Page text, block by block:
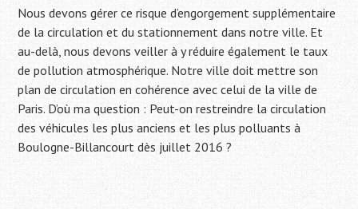
Nous devons gérer ce risque d’engorgement supplémentaire
de la circulation et du stationnement dans notre ville. Et
au-delà, nous devons veiller à y réduire également le taux
de pollution atmosphérique. Notre ville doit mettre son
plan de circulation en cohérence avec celui de la ville de
Paris. D’où ma question : Peut-on restreindre la circulation
des véhicules les plus anciens et les plus polluants à
Boulogne-Billancourt dès juillet 2016 ?